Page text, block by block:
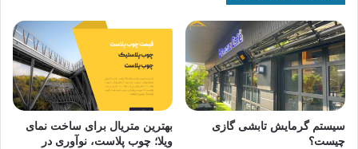
سیستم گرمایش تابشی گازی
چیست؟
بهترین متریال برای ساخت نمای
ویلا؛ چوب پلاست، نوآوری در